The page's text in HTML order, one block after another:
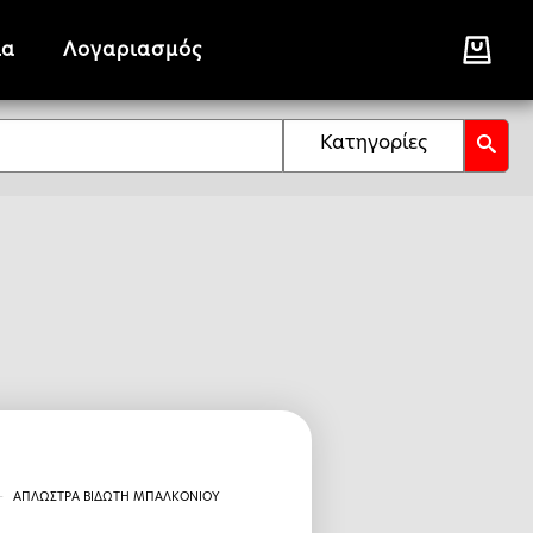
Λογαριασμός
Κατηγορίες
ΑΠΛΩΣΤΡΑ ΒΙΔΩΤΗ ΜΠΑΛΚΟΝΙΟΥ